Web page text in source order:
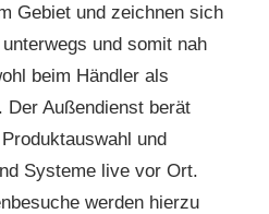
Gebiet und zeichnen sich
und somit nah
beim Händler als
Der Außendienst berät
und
Systeme live vor Ort.
werden hierzu